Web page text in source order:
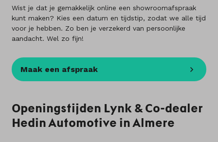
Wist je dat je gemakkelijk online een showroomafspraak
kunt maken? Kies een datum en tijdstip, zodat we alle tijd
voor je hebben. Zo ben je verzekerd van persoonlijke
aandacht. Wel zo fijn!
Maak een afspraak
Openingstijden Lynk & Co-dealer
Hedin Automotive in Almere